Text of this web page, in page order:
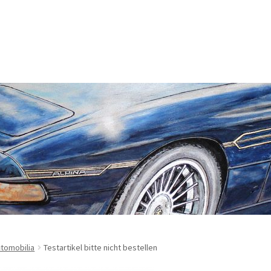
Echtheit von BewertungenEnable Cookies
KasseLieferungMein KontoSitemapStartseiteSuchbegriffe
Zahlungsarten
Testartikel bitte nicht bestellen